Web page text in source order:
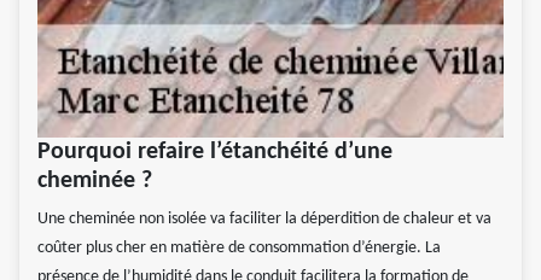
Pourquoi refaire l’étanchéité d’une
cheminée ?
Une cheminée non isolée va faciliter la déperdition de chaleur et va
coûter plus cher en matière de consommation d’énergie. La